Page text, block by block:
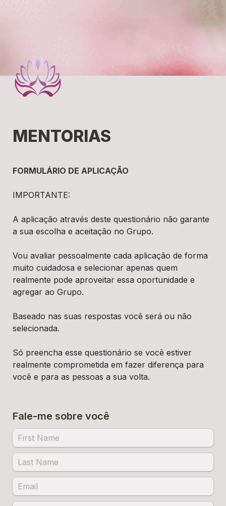
MENTORIAS
FORMULÁRIO DE APLICAÇÃO
IMPORTANTE:
A aplicação através deste questionário não garante
a sua escolha e aceitação no Grupo.
Vou avaliar pessoalmente cada aplicação de forma
muito cuidadosa e selecionar apenas quem
realmente pode aproveitar essa oportunidade e
agregar ao Grupo.
Baseado nas suas respostas você será ou não
selecionada.
Só preencha esse questionário se você estiver
realmente comprometida em fazer diferença para
você e para as pessoas a sua volta.
Fale-me sobre você